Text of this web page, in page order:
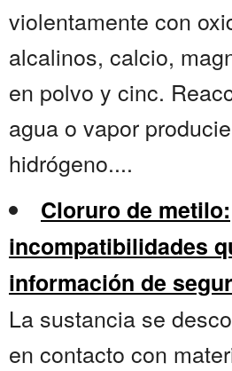
violentamente con
alcalinos, calcio,
en polvo y cinc.
agua o vapor
hidrógeno....
Cloruro de metilo:
incompatibilidades
información de
La sustancia se
en contacto con